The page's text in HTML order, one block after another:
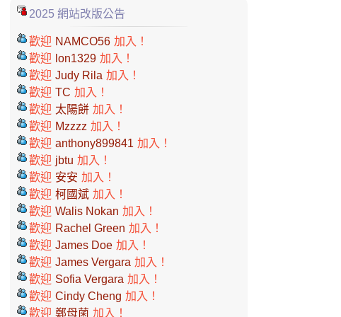
2025 網站改版公告
歡迎 NAMCO56 加入！
歡迎 lon1329 加入！
歡迎 Judy Rila 加入！
歡迎 TC 加入！
歡迎 太陽餅 加入！
歡迎 Mzzzz 加入！
歡迎 anthony899841 加入！
歡迎 jbtu 加入！
歡迎 安安 加入！
歡迎 柯國斌 加入！
歡迎 Walis Nokan 加入！
歡迎 Rachel Green 加入！
歡迎 James Doe 加入！
歡迎 James Vergara 加入！
歡迎 Sofia Vergara 加入！
歡迎 Cindy Cheng 加入！
歡迎 鄭母菌 加入！